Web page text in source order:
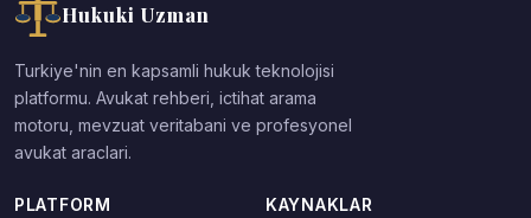
Hukuki Uzman
Turkiye'nin en kapsamli hukuk teknolojisi
platformu. Avukat rehberi, ictihat arama
motoru, mevzuat veritabani ve profesyonel
avukat araclari.
PLATFORM KAYNAKLAR